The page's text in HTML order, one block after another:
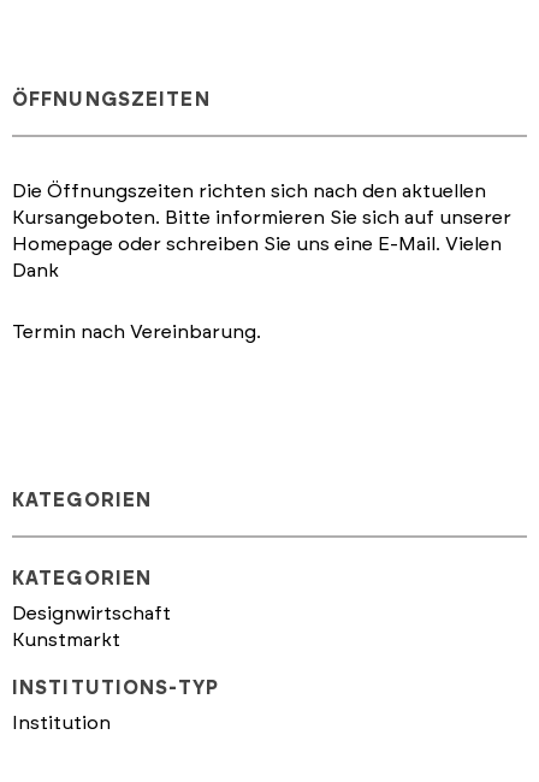
ÖFFNUNGSZEITEN
Die Öffnungszeiten richten sich nach den aktuellen
Kursangeboten. Bitte informieren Sie sich auf unserer
Homepage oder schreiben Sie uns eine E-Mail. Vielen
Dank
Termin nach Vereinbarung.
KATEGORIEN
KATEGORIEN
Designwirtschaft
Kunstmarkt
INSTITUTIONS-TYP
Institution